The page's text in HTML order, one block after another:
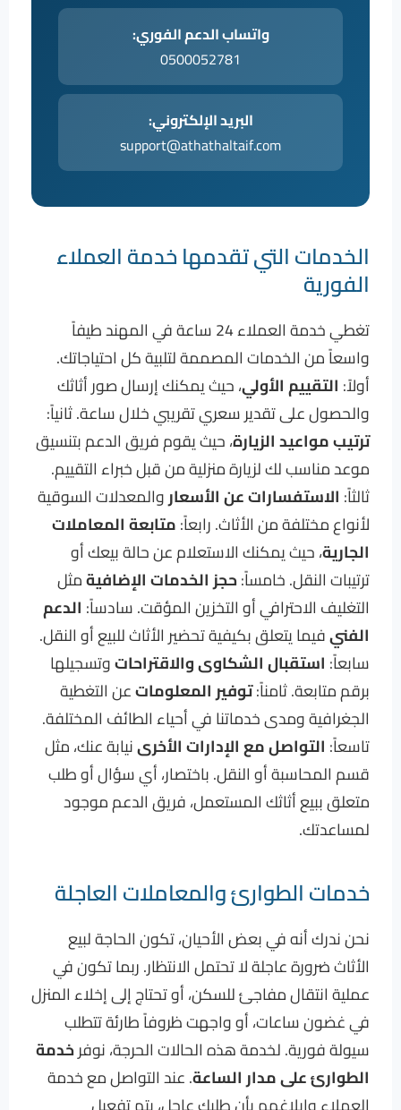
واتساب الدعم الفوري:
0500052781
البريد الإلكتروني:
support@athathaltaif.com
الخدمات التي تقدمها خدمة العملاء
الفورية
تغطي خدمة العملاء 24 ساعة في المهند طيفاً
واسعاً من الخدمات المصممة لتلبية كل احتياجاتك.
أولاً: التقييم الأولي، حيث يمكنك إرسال صور أثاثك
والحصول على تقدير سعري تقريبي خلال ساعة. ثانياً:
ترتيب مواعيد الزيارة، حيث يقوم فريق الدعم بتنسيق
موعد مناسب لك لزيارة منزلية من قبل خبراء التقييم.
ثالثاً: الاستفسارات عن الأسعاروالمعدلات السوقية
لأنواع مختلفة من الأثاث. رابعاً:متابعة المعاملات
الجارية، حيث يمكنك الاستعلام عن حالة بيعك أو
ترتيبات النقل. خامساً:حجز الخدمات الإضافيةمثل
التغليف الاحترافي أو التخزين المؤقت. سادساً: الدعم
الفنيفيما يتعلق بكيفية تحضير الأثاث للبيع أو النقل.
سابعاً: استقبال الشكاوى والاقتراحاتوتسجيلها
برقم متابعة. ثامناً:توفير المعلوماتعن التغطية
الجغرافية ومدى خدماتنا في أحياء الطائف المختلفة.
تاسعاً: التواصل مع الإدارات الأخرىنيابة عنك، مثل
قسم المحاسبة أو النقل. باختصار، أي سؤال أو طلب
متعلق ببيع أثاثك المستعمل، فريق الدعم موجود
لمساعدتك.
خدمات الطوارئ والمعاملات العاجلة
نحن ندرك أنه في بعض الأحيان، تكون الحاجة لبيع
الأثاث ضرورة عاجلة لا تحتمل الانتظار. ربما تكون في
عملية انتقال مفاجئ للسكن، أو تحتاج إلى إخلاء المنزل
في غضون ساعات، أو واجهت ظروفاً طارئة تتطلب
سيولة فورية. لخدمة هذه الحالات الحرجة، نوفرخدمة
الطوارئ على مدار الساعة. عند التواصل مع خدمة